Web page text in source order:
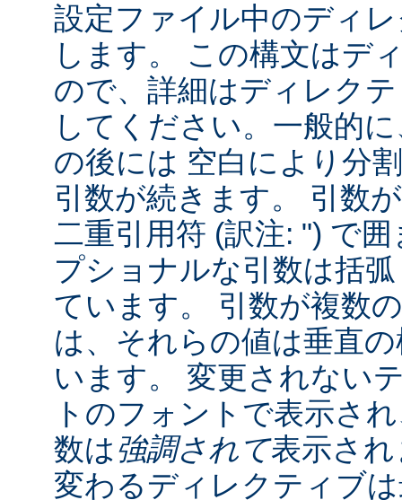
設定ファイル中のディ
します。 この構文はデ
ので、詳細はディレク
してください。一般的
の後には 空白により分
引数が続きます。 引数
二重引用符 (訳注: ") で
プショナルな引数は括
ています。 引数が複数
は、それらの値は垂直
います。 変更されない
トのフォントで表示さ
数は強調されて表示さ
変わるディレクティブ